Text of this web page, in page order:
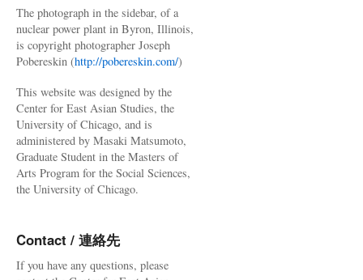
The photograph in the sidebar, of a
nuclear power plant in Byron, Illinois,
is copyright photographer Joseph
Pobereskin (http://pobereskin.com/)
This website was designed by the
Center for East Asian Studies, the
University of Chicago, and is
administered by Masaki Matsumoto,
Graduate Student in the Masters of
Arts Program for the Social Sciences,
the University of Chicago.
Contact / 連絡先
If you have any questions, please